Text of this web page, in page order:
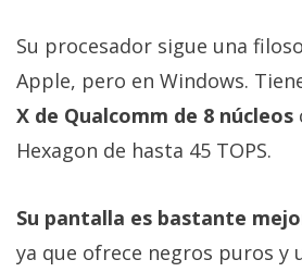
Su procesador sigue una
Apple, pero en Windows.
X de Qualcomm de 8 núcleos
Hexagon de hasta 45 TOPS.
Su pantalla es bastante
ya que ofrece negros puros y